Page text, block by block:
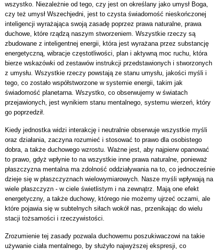
wszystko. Niezależnie od tego, czy jest on określany jako umysł Boga,
czy też umysł Wszechjedni, jest to czysta świadomość nieskończonej
inteligencji wyrażająca swoją zasadę poprzez prawa naturalne, prawa
duchowe, które rządzą naszym stworzeniem. Wszystkie rzeczy są
zbudowane z inteligentnej energii, która jest wyrażana przez substancję
energetyczną, wibracje częstotliwości, plan i aktywną moc ruchu, która
bierze wskazówki od zestawów instrukcji przedstawionych i stworzonych
z umysłu. Wszystkie rzeczy powstają ze stanu umysłu, jakości myśli i
tego, co zostało współstworzone w systemie energii, takim jak
świadomość planetarna. Wszystko, co obserwujemy w światach
przejawionych, jest wynikiem stanu mentalnego, systemu wierzeń, który
go poprzedził.
Kiedy jednostka widzi interakcję i neutralnie obserwuje wszystkie myśli
oraz działania, zaczyna rozumieć i stosować to prawo dla osobistego
dobra, a także duchowego wzrostu. Ważne jest, aby najpierw opanować
to prawo, gdyż wpłynie to na wszystkie inne prawa naturalne, ponieważ
płaszczyzna mentalna ma zdolność oddziaływania na to, co jednocześnie
dzieje się w płaszczyznach wielowymiarowych. Nasze myśli wpływają na
wiele płaszczyzn - w ciele świetlistym i na zewnątrz. Mają one efekt
energetyczny, a także duchowy, którego nie możemy ujrzeć oczami, ale
które pojawia się w subtelnych siłach wokół nas, przenikając do wielu
stacji tożsamości i rzeczywistości.
Zrozumienie tej zasady pozwala duchowemu poszukiwaczowi na takie
używanie ciała mentalnego, by służyło najwyższej ekspresji, co